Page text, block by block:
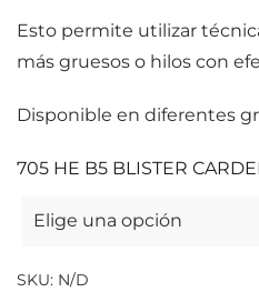
Esto permite utilizar
más gruesos o hilos con
Disponible en diferentes
705 HE B5 BLISTER
SKU: N/D